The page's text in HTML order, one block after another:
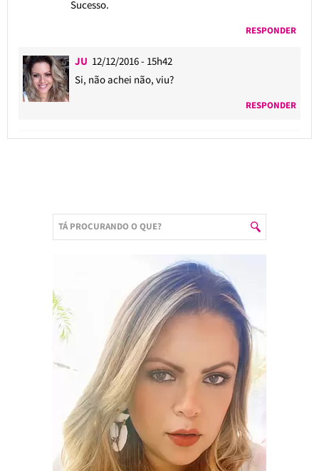
Sucesso.
RESPONDER
JU 12/12/2016 - 15h42
Si, não achei não, viu?
RESPONDER